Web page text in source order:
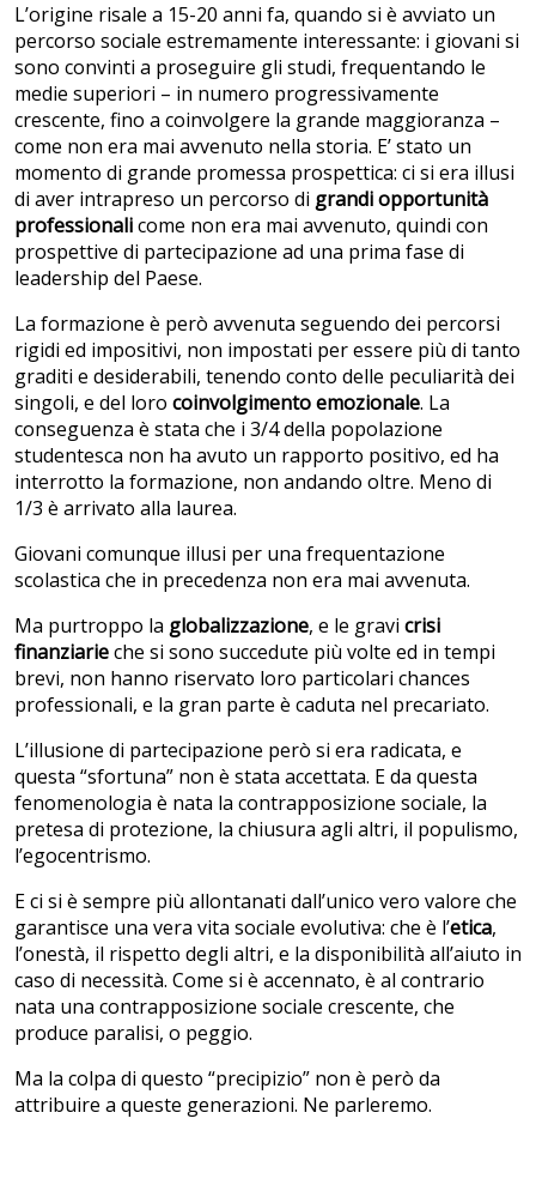
L’origine risale a 15-20 anni fa, quando si è avviato un
percorso sociale estremamente interessante: i giovani si
sono convinti a proseguire gli studi, frequentando le
medie superiori – in numero progressivamente
crescente, fino a coinvolgere la grande maggioranza –
come non era mai avvenuto nella storia. E’ stato un
momento di grande promessa prospettica: ci si era illusi
di aver intrapreso un percorso di grandi opportunità
professionalicome non era mai avvenuto, quindi con
prospettive di partecipazione ad una prima fase di
leadership del Paese.
La formazione è però avvenuta seguendo dei percorsi
rigidi ed impositivi, non impostati per essere più di tanto
graditi e desiderabili, tenendo conto delle peculiarità dei
singoli, e del loro coinvolgimento emozionale. La
conseguenza è stata che i 3/4 della popolazione
studentesca non ha avuto un rapporto positivo, ed ha
interrotto la formazione, non andando oltre. Meno di
1/3 è arrivato alla laurea.
Giovani comunque illusi per una frequentazione
scolastica che in precedenza non era mai avvenuta.
Ma purtroppo la globalizzazione, e le gravi crisi
finanziarieche si sono succedute più volte ed in tempi
brevi, non hanno riservato loro particolari chances
professionali, e la gran parte è caduta nel precariato.
L’illusione di partecipazione però si era radicata, e
questa “sfortuna” non è stata accettata. E da questa
fenomenologia è nata la contrapposizione sociale, la
pretesa di protezione, la chiusura agli altri, il populismo,
l’egocentrismo.
E ci si è sempre più allontanati dall’unico vero valore che
garantisce una vera vita sociale evolutiva: che è l’etica,
l’onestà, il rispetto degli altri, e la disponibilità all’aiuto in
caso di necessità. Come si è accennato, è al contrario
nata una contrapposizione sociale crescente, che
produce paralisi, o peggio.
Ma la colpa di questo “precipizio” non è però da
attribuire a queste generazioni. Ne parleremo.